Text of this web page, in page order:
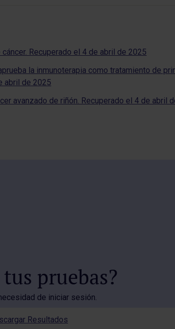
Recuperado el 4 de abril de 2025
la inmunoterapia como tratamiento de
abril de 2025
avanzado de riñón. Recuperado el 4 de abril
pruebas?
de iniciar sesión.
Resultados